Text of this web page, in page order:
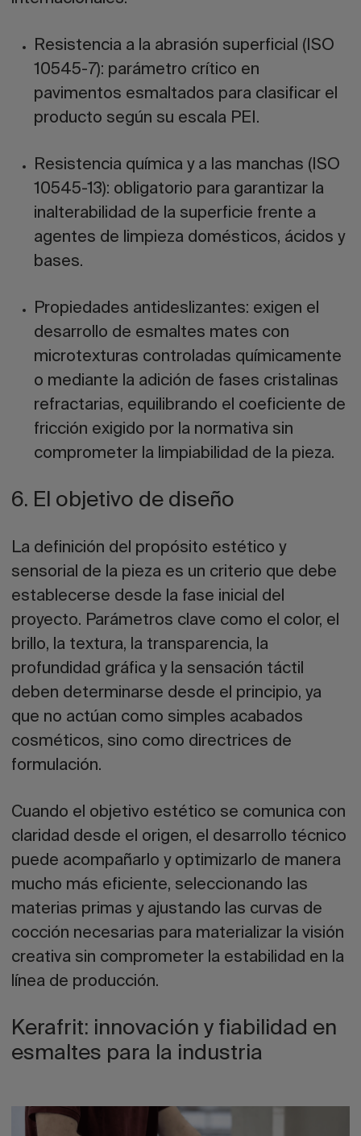
Resistencia a la abrasión superficial (ISO
10545-7): parámetro crítico en
pavimentos esmaltados para clasificar el
producto según su escala PEI.
Resistencia química y a las manchas (ISO
10545-13): obligatorio para garantizar la
inalterabilidad de la superficie frente a
agentes de limpieza domésticos, ácidos y
bases.
Propiedades antideslizantes: exigen el
desarrollo de esmaltes mates con
microtexturas controladas químicamente
o mediante la adición de fases cristalinas
refractarias, equilibrando el coeficiente de
fricción exigido por la normativa sin
comprometer la limpiabilidad de la pieza.
6. El objetivo de diseño
La definición del propósito estético y
sensorial de la pieza es un criterio que debe
establecerse desde la fase inicial del
proyecto. Parámetros clave como el color, el
brillo, la textura, la transparencia, la
profundidad gráfica y la sensación táctil
deben determinarse desde el principio, ya
que no actúan como simples acabados
cosméticos, sino como directrices de
formulación.
Cuando el objetivo estético se comunica con
claridad desde el origen, el desarrollo técnico
puede acompañarlo y optimizarlo de manera
mucho más eficiente, seleccionando las
materias primas y ajustando las curvas de
cocción necesarias para materializar la visión
creativa sin comprometer la estabilidad en la
línea de producción.
Kerafrit: innovación y fiabilidad en
esmaltes para la industria